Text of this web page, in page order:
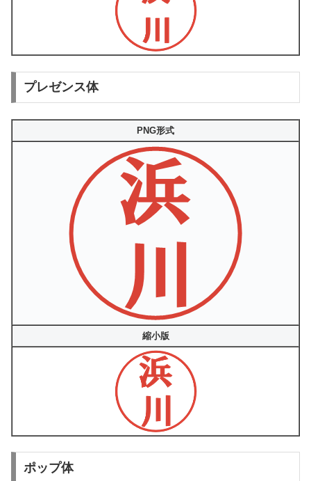
プレゼンス体
PNG形式
縮小版
ポップ体